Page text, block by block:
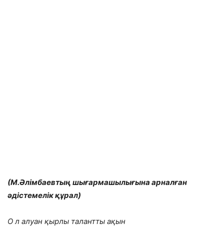
(М.Әлімбаевтың шығармашылығына арналған
әдістемелік құрал)
Ол алуан қырлы талантты ақын